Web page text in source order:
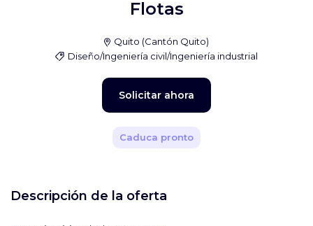
Flotas
Quito (Cantón Quito)
Diseño/Ingeniería civil/Ingeniería industrial
Solicitar ahora
Caduca pronto
Descripción de la oferta